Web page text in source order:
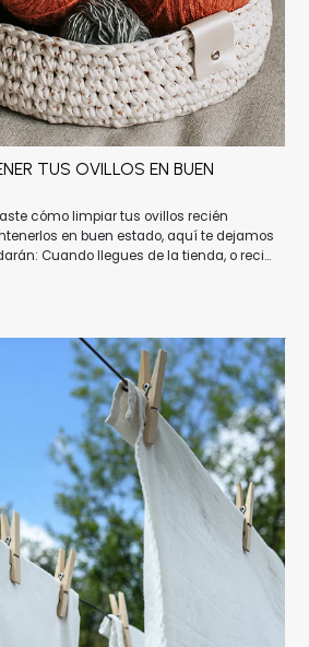
TUS OVILLOS EN BUEN
cómo limpiar tus ovillos recién
en buen estado, aquí te dejamos
Cuando llegues de la tienda, o reci...